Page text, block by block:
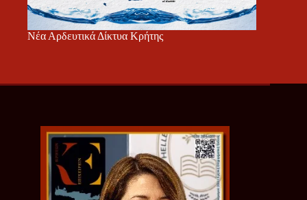
Νέα Αρδευτικά Δίκτυα Κρήτης